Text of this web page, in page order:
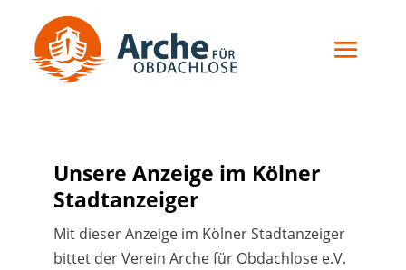
Unsere Anzeige im Kölner
Stadtanzeiger
Mit dieser Anzeige im Kölner Stadtanzeiger
bittet der Verein Arche für Obdachlose e.V.